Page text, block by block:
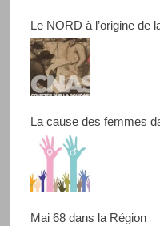
Le NORD à l’origine de
La cause des femmes
Mai 68 dans la Région